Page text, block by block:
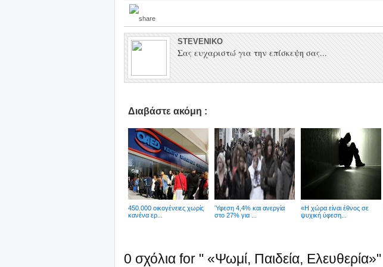
STEVENIKO
Σας ευχαριστώ για την επίσκεψη σας...
Διαβάστε ακόμη :
450.000 οικογένειες χωρίς
κανένα ερ...
Ύφεση 4,4% και ανεργία
στο 27% για ...
«Η χώρα είναι έθνος σε
ψυχική ύφεση...
0 σχόλια for " «Ψωμί, Παιδεία, Ελευθερία»"